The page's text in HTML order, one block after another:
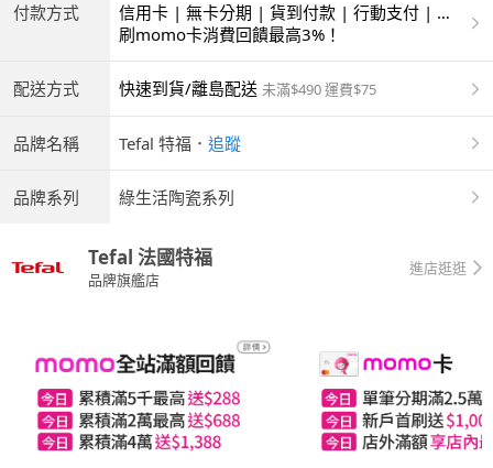
付款方式
信用卡 | 無卡分期 | 貨到付款 | 行動支付 | 超
商付款 | ATM | 銀聯卡
刷momo卡消費回饋最高3%！
配送方式 快速到貨/離島配送 未滿$490 運費$75
品牌名稱 Tefal 特福 ． 追蹤
品牌系列 綠生活陶瓷系列
Tefal 法國特福
品牌旗艦店
進店逛逛